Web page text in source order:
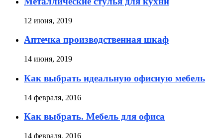
12 июня, 2019
Аптечка производственная шкаф
14 июня, 2019
Как выбрать идеальную офисную мебель
14 февраля, 2016
Как выбрать. Мебель для офиса
14 февраля, 2016